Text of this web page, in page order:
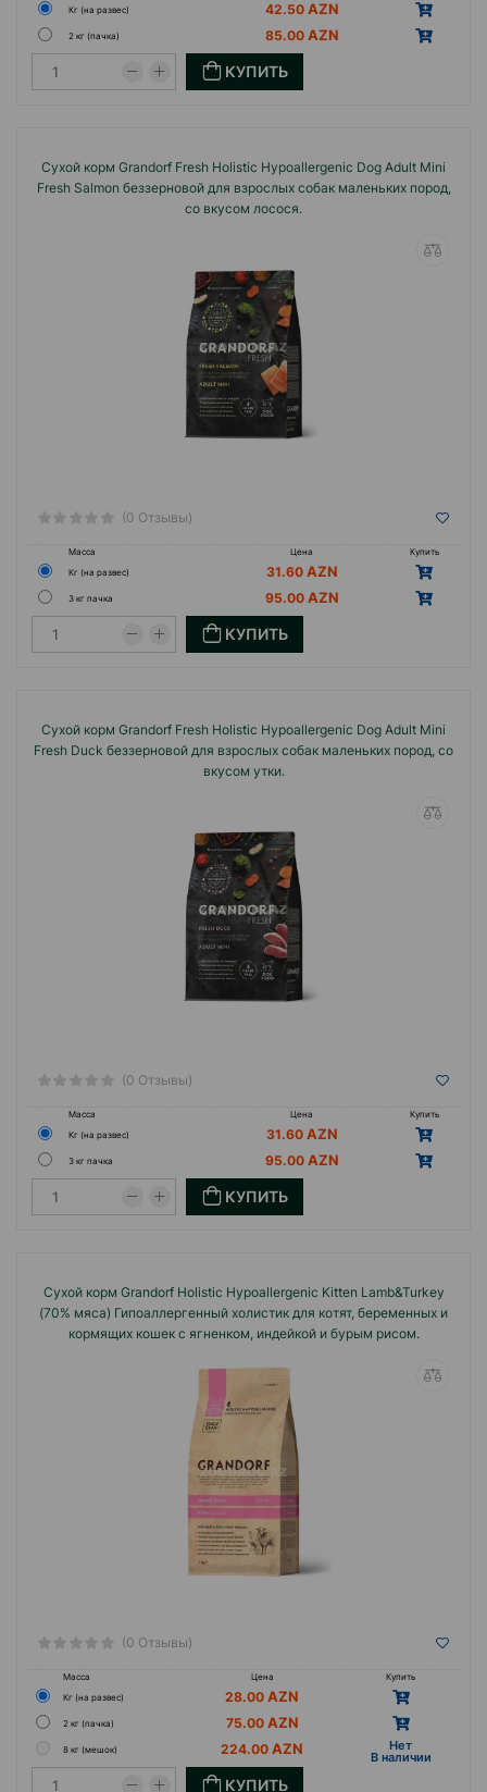
Кг (на развес)
42.50
2 кг (пачка) 85.00
КУПИТЬ
Сухой корм Grandorf Fresh Holistiс Hypoallergenic Dog Adult Mini
Fresh Salmon беззерновой для взрослых собак маленьких пород,
со вкусом лосося.
(0 Отзывы)
Масса Цена
Купить
Кг (на развес)
31.60
3 кг пачка 95.00
КУПИТЬ
Сухой корм Grandorf Fresh Holistiс Hypoallergenic Dog Adult Mini
Fresh Duck беззерновой для взрослых собак маленьких пород, со
вкусом утки.
(0 Отзывы)
Масса Цена
Купить
Кг (на развес)
31.60
3 кг пачка 95.00
КУПИТЬ
Сухой корм Grandorf Holistiс Hypoallergenic Kitten Lamb&Turkey
(70% мяса) Гипоаллергенный холистик для котят, беременных и
кормящих кошек с ягненком, индейкой и бурым рисом.
(0 Отзывы)
Масса Цена
Купить
Кг (на развес)
28.00
2 кг (пачка) 75.00
8 кг (мешок) 224.00 Hет
B наличии
КУПИТЬ